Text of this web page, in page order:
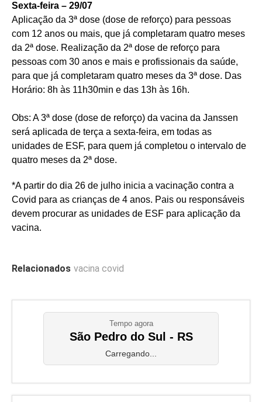
Sexta-feira – 29/07
Aplicação da 3ª dose (dose de reforço) para pessoas
com 12 anos ou mais, que já completaram quatro meses
da 2ª dose. Realização da 2ª dose de reforço para
pessoas com 30 anos e mais e profissionais da saúde,
para que já completaram quatro meses da 3ª dose. Das
Horário: 8h às 11h30min e das 13h às 16h.
Obs: A 3ª dose (dose de reforço) da vacina da Janssen
será aplicada de terça a sexta-feira, em todas as
unidades de ESF, para quem já completou o intervalo de
quatro meses da 2ª dose.
*A partir do dia 26 de julho inicia a vacinação contra a
Covid para as crianças de 4 anos. Pais ou responsáveis
devem procurar as unidades de ESF para aplicação da
vacina.
Relacionados vacina covid
Tempo agora
São Pedro do Sul - RS
Carregando...